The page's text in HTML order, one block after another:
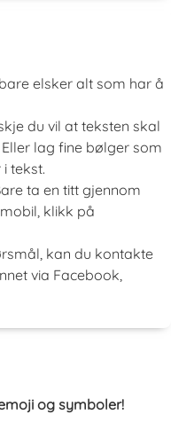
elsker alt som har å
du vil at teksten skal
lag fine bølger som
tekst.
ta en titt gjennom
klikk på
kan du kontakte
via Facebook,
og symboler!